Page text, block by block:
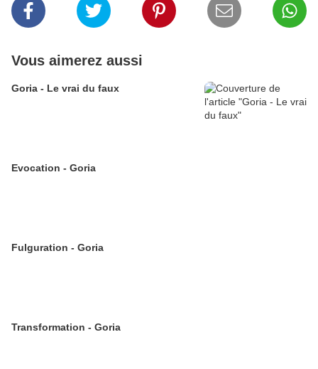
Vous aimerez aussi
Goria - Le vrai du faux
Evocation - Goria
Fulguration - Goria
Transformation - Goria